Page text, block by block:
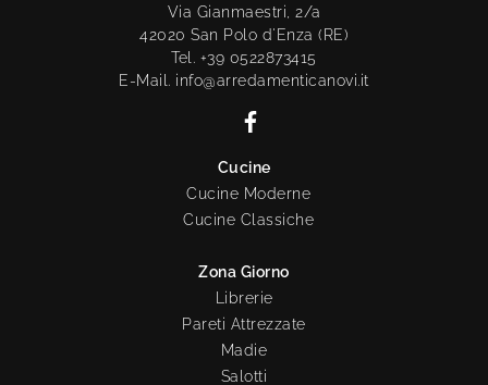
Via Gianmaestri, 2/a
42020 San Polo d'Enza (RE)
Tel. +39 0522873415
E-Mail. info@arredamenticanovi.it
Cucine
Cucine Moderne
Cucine Classiche
Zona Giorno
Librerie
Pareti Attrezzate
Madie
Salotti